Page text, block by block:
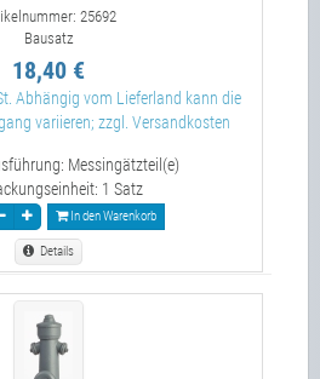
25692
Bausatz
18,40 €
Abhängig vom Lieferland kann die
variieren; zzgl. Versandkosten
Messingätzteil(e)
1 Satz
In den Warenkorb
Details